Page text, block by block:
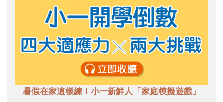
暑假在家這樣練！小一新鮮人「家庭模擬遊戲」